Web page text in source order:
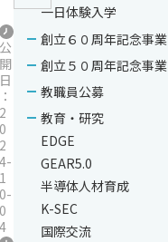
公
開
日
：
2
0
2
4-
1
0-
0
4
一日体験入学
創立６０周年記念事業
創立５０周年記念事業
教職員公募
教育・研究
EDGE
GEAR5.0
半導体人材育成
K-SEC
国際交流